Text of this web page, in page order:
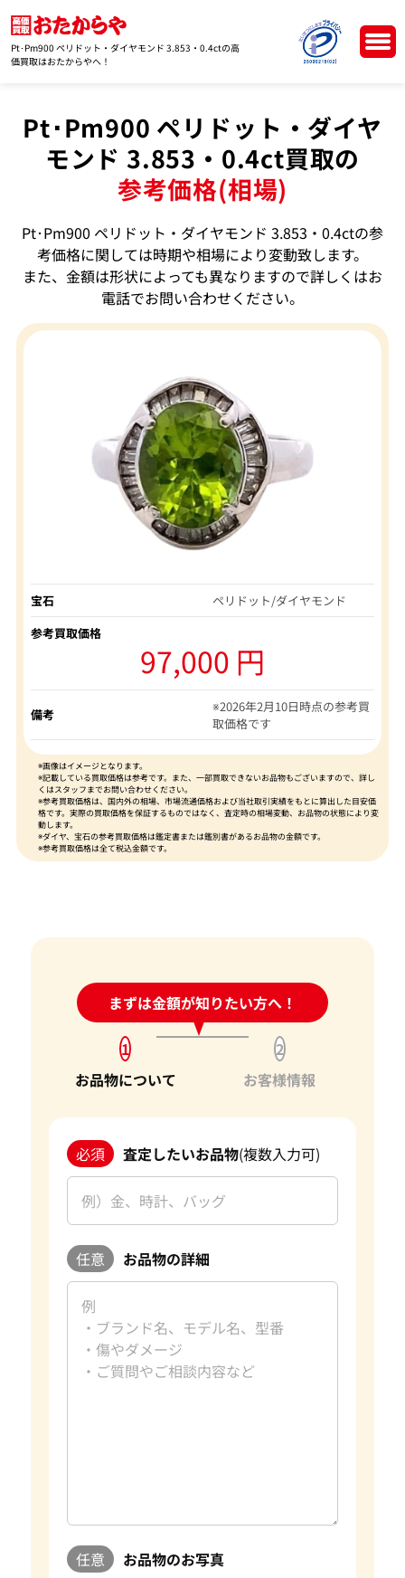
Pt･Pm900 ペリドット・ダイヤモンド 3.853・0.4ctの高
価買取はおたからやへ！
Pt･Pm900 ペリドット・ダイヤ
モンド 3.853・0.4ct買取の
参考価格(相場)
Pt･Pm900 ペリドット・ダイヤモンド 3.853・0.4ctの参
考価格に関しては時期や相場により変動致します。
また、金額は形状によっても異なりますので詳しくはお
電話でお問い合わせください。
宝石
ペリドット/ダイヤモンド
参考買取価格
97,000 円
備考
※2026年2月10日時点の参考買
取価格です
※画像はイメージとなります。
※記載している買取価格は参考です。また、一部買取できないお品物もございますので、詳し
くはスタッフまでお問い合わせください。
※参考買取価格は、国内外の相場、市場流通価格および当社取引実績をもとに算出した目安価
格です。実際の買取価格を保証するものではなく、査定時の相場変動、お品物の状態により変
動します。
※ダイヤ、宝石の参考買取価格は鑑定書または鑑別書があるお品物の金額です。
※参考買取価格は全て税込金額です。
まずは金額が知りたい方へ！
24時間受付中!問い合わせフォーム
1
お品物について
2
お客様情報
必須 査定したいお品物(複数入力可)
任意 お品物の詳細
任意 お品物のお写真